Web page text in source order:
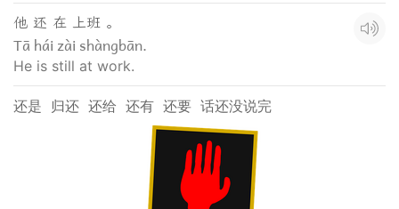
他 还 在 上班 。
Tā hái zài shàngbān.
He is still at work.
还是 归还 还给 还有 还要 话还没说完